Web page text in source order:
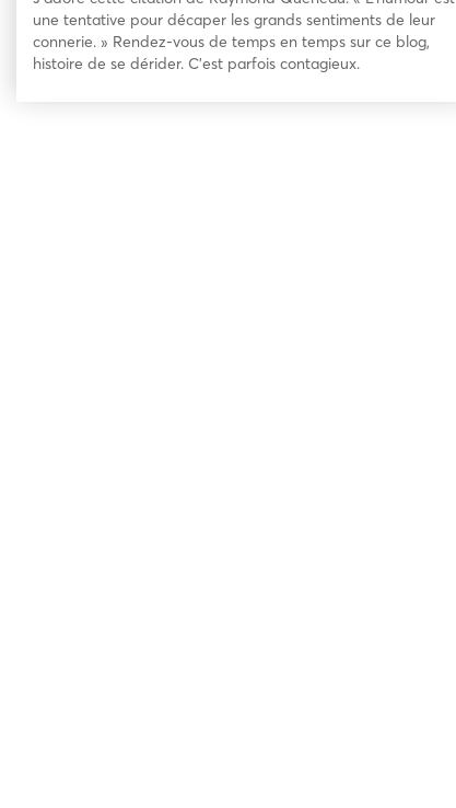
une tentative pour décaper les grands sentiments de leur
connerie. » Rendez-vous de temps en temps sur ce blog,
histoire de se dérider. C’est parfois contagieux.